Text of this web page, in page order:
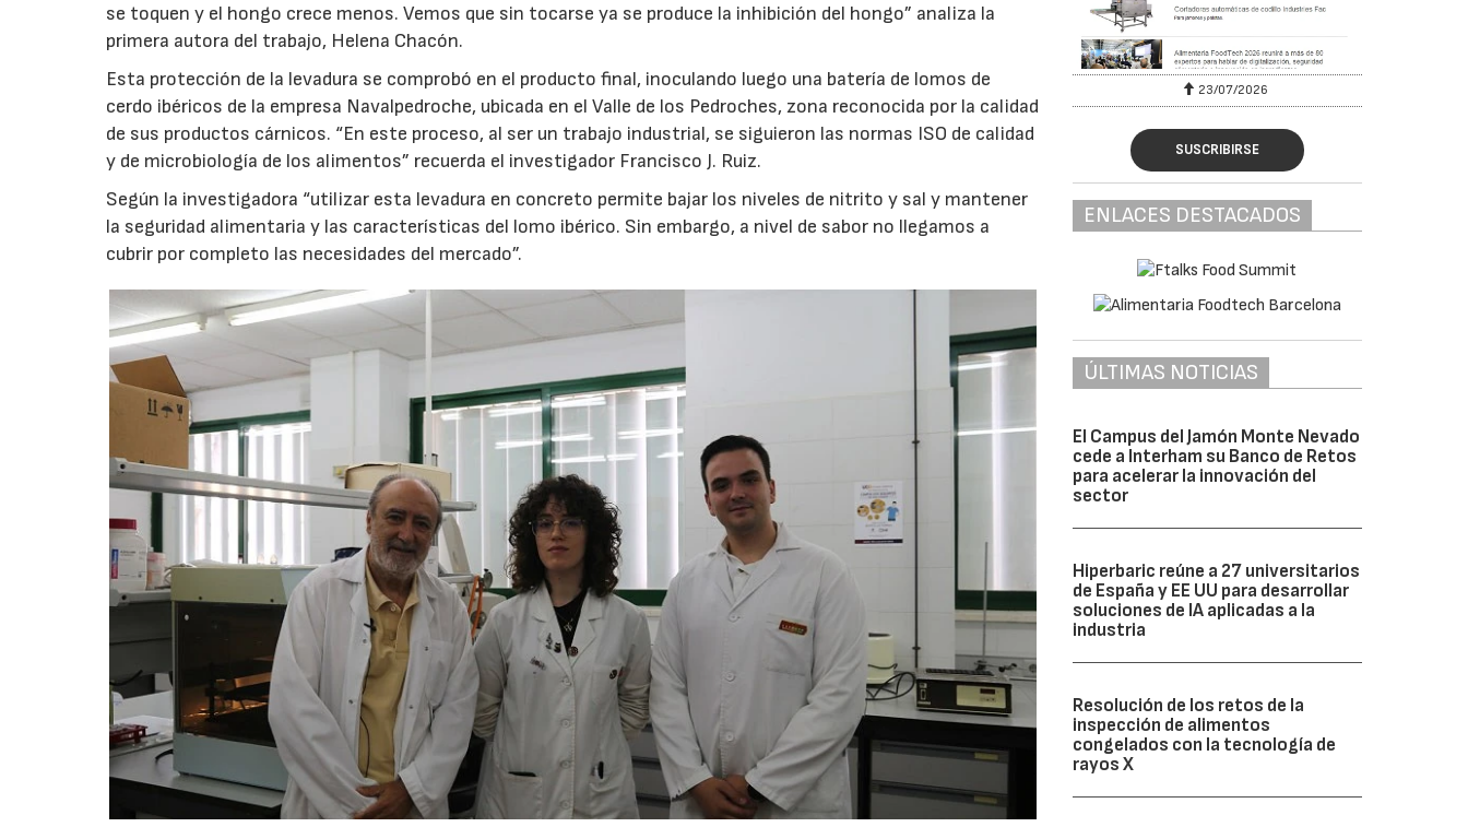
se toquen y el hongo crece menos. Vemos que sin tocarse ya se produce la inhibición del hongo” analiza la
primera autora del trabajo, Helena Chacón.
Esta protección de la levadura se comprobó en el producto final, inoculando luego una batería de lomos de
cerdo ibéricos de la empresa Navalpedroche, ubicada en el Valle de los Pedroches, zona reconocida por la calidad
de sus productos cárnicos. “En este proceso, al ser un trabajo industrial, se siguieron las normas ISO de calidad
y de microbiología de los alimentos” recuerda el investigador Francisco J. Ruiz.
Según la investigadora “utilizar esta levadura en concreto permite bajar los niveles de nitrito y sal y mantener
la seguridad alimentaria y las características del lomo ibérico. Sin embargo, a nivel de sabor no llegamos a
cubrir por completo las necesidades del mercado”.
23/07/2026 30/07/2026 23/07/2026
SUSCRIBIRSE
ENLACES DESTACADOS
ÚLTIMAS NOTICIAS
El Campus del Jamón Monte Nevado
cede a Interham su Banco de Retos
para acelerar la innovación del
sector
Hiperbaric reúne a 27 universitarios
de España y EE UU para desarrollar
soluciones de IA aplicadas a la
industria
Resolución de los retos de la
inspección de alimentos
congelados con la tecnología de
rayos X